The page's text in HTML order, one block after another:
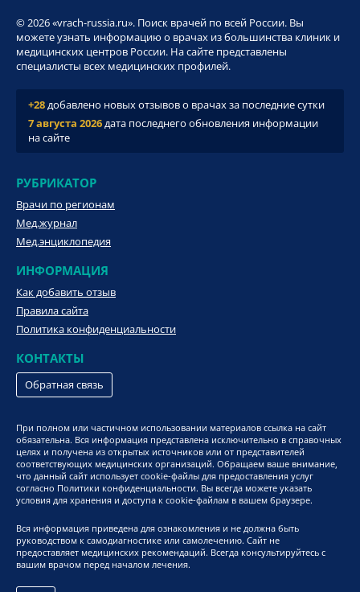
© 2026 «vrach-russia.ru». Поиск врачей по всей России. Вы
можете узнать информацию о врачах из большинства клиник и
медицинских центров России. На сайте представлены
специалисты всех медицинских профилей.
+28добавлено новых отзывов о врачах за последние сутки
7 августа 2026дата последнего обновления информации
на сайте
РУБРИКАТОР
Врачи по регионам
Мед.журнал
Мед.энциклопедия
ИНФОРМАЦИЯ
Как добавить отзыв
Правила сайта
Политика конфиденциальности
КОНТАКТЫ
Обратная связь
При полном или частичном использовании материалов ссылка на сайт
обязательна. Вся информация представлена исключительно в справочных
целях и получена из открытых источников или от представителей
соответствующих медицинских организаций. Обращаем ваше внимание,
что данный сайт использует cookie-файлы для предоставления услуг
согласно Политики конфиденциальности. Вы всегда можете указать
условия для хранения и доступа к cookie-файлам в вашем браузере.
Вся информация приведена для ознакомления и не должна быть
руководством к самодиагностике или самолечению. Сайт не
предоставляет медицинских рекомендаций. Всегда консультируйтесь с
вашим врачом перед началом лечения.